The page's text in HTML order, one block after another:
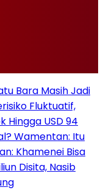
Bara Masih Jadi
Fluktuatif,
Hingga USD 94
Wamentan: Itu
Khamenei Bisa
Disita, Nasib